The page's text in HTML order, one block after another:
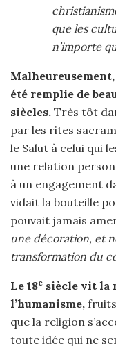
que les
n’importe
été remplie de
siècles. Très tôt
par les rites
le Salut à celui qui
une relation
à un engagement
vidait la bouteille
pouvait jamais
une décoration, et
transformation du
Le 18e siècle vit la
l’humanisme,
que la religion
toute idée qui ne